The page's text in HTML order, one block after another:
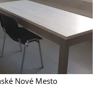
Nové Mesto